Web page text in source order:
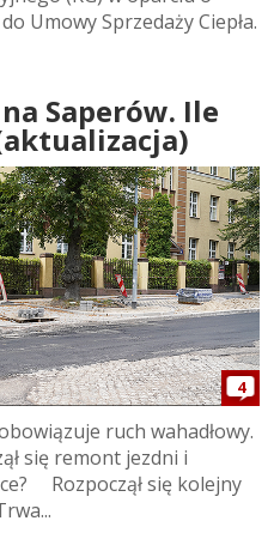
Umowy Sprzedaży Ciepła.
Saperów. Ile
4
ruch wahadłowy.
się remont jezdni i
Rozpoczął się kolejny